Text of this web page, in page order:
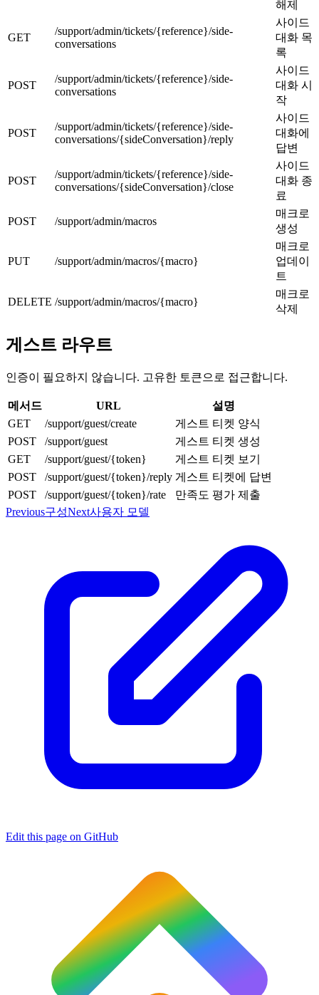
해제
GET
/support/admin/tickets/{reference}/side-
conversations
사이드
대화 목
록
POST
/support/admin/tickets/{reference}/side-
conversations
사이드
대화 시
작
POST
/support/admin/tickets/{reference}/side-
conversations/{sideConversation}/reply
사이드
대화에
답변
POST
/support/admin/tickets/{reference}/side-
conversations/{sideConversation}/close
사이드
대화 종
료
POST /support/admin/macros
매크로
생성
PUT /support/admin/macros/{macro}
매크로
업데이
트
DELETE /support/admin/macros/{macro}
매크로
삭제
게스트 라우트
인증이 필요하지 않습니다. 고유한 토큰으로 접근합니다.
메서드 URL
설명
GET
/support/guest/create
게스트 티켓 양식
POST
/support/guest
게스트 티켓 생성
GET
/support/guest/{token}
게스트 티켓 보기
POST
/support/guest/{token}/reply 게스트 티켓에 답변
POST
/support/guest/{token}/rate
만족도 평가 제출
Previous구성Next사용자 모델
Edit this page on GitHub